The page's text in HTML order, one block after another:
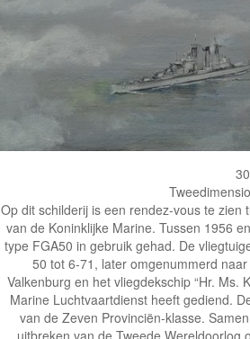
Op dit schilderij is een rendez-vous te zien
van de Koninklijke Marine. Tussen 1956
type FGA50 in gebruik gehad. De
50 tot 6-71, later omgenummerd
Valkenburg en het vliegdekschip “Hr. Ms.
Marine Luchtvaartdienst heeft gediend.
van de Zeven Provinciën-klasse.